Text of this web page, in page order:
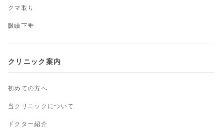
クマ取り
眼瞼下垂
クリニック案内
初めての方へ
当クリニックについて
ドクター紹介